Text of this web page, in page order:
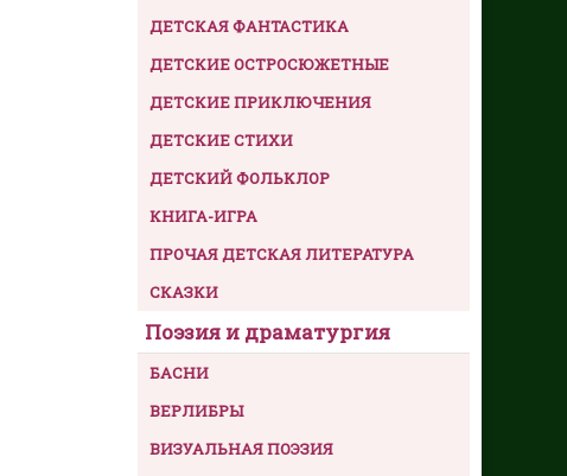
ДЕТСКАЯ ФАНТАСТИКА
ДЕТСКИЕ ОСТРОСЮЖЕТНЫЕ
ДЕТСКИЕ ПРИКЛЮЧЕНИЯ
ДЕТСКИЕ СТИХИ
ДЕТСКИЙ ФОЛЬКЛОР
КНИГА-ИГРА
ПРОЧАЯ ДЕТСКАЯ ЛИТЕРАТУРА
СКАЗКИ
Поэзия и драматургия
БАСНИ
ВЕРЛИБРЫ
ВИЗУАЛЬНАЯ ПОЭЗИЯ